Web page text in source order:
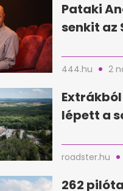
Pataki
senkit az
444.hu 2
lépett a
roadster.hu
262